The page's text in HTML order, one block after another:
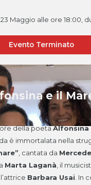
Maggio alle ore 18:00,
Evento Terminato
e il
della poetaAlfonsina
è immortalata nella
, cantata da
Marta Laganà, il
Barbara Usai. In